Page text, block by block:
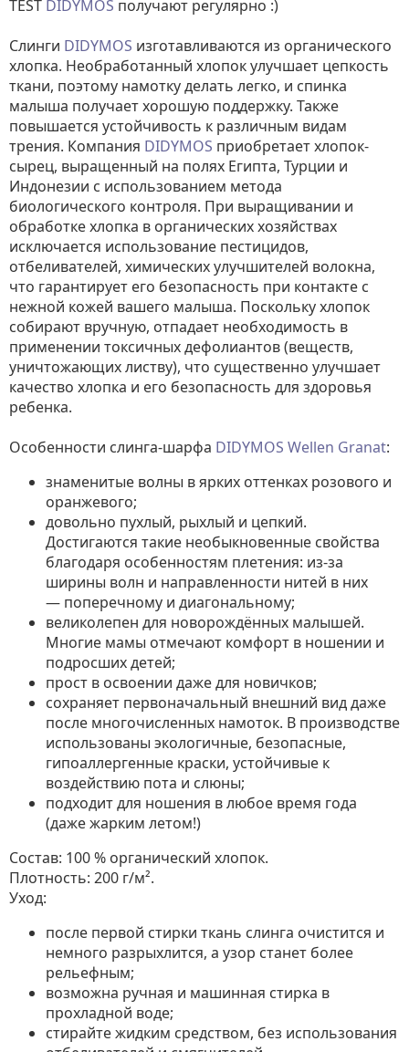
TEST DIDYMOS получают регулярно :)
Слинги DIDYMOS изготавливаются из органического
хлопка. Необработанный хлопок улучшает цепкость
ткани, поэтому намотку делать легко, и спинка
малыша получает хорошую поддержку. Также
повышается устойчивость к различным видам
трения. Компания DIDYMOS приобретает хлопок-
сырец, выращенный на полях Египта, Турции и
Индонезии с использованием метода
биологического контроля. При выращивании и
обработке хлопка в органических хозяйствах
исключается использование пестицидов,
отбеливателей, химических улучшителей волокна,
что гарантирует его безопасность при контакте с
нежной кожей вашего малыша. Поскольку хлопок
собирают вручную, отпадает необходимость в
применении токсичных дефолиантов (веществ,
уничтожающих листву), что существенно улучшает
качество хлопка и его безопасность для здоровья
ребенка.
Особенности слинга-шарфа DIDYMOS Wellen Granat:
знаменитые волны в ярких оттенках розового и
оранжевого;
довольно пухлый, рыхлый и цепкий.
Достигаются такие необыкновенные свойства
благодаря особенностям плетения: из-за
ширины волн и направленности нитей в них
— поперечному и диагональному;
великолепен для новорождённых малышей.
Многие мамы отмечают комфорт в ношении и
подросших детей;
прост в освоении даже для новичков;
сохраняет первоначальный внешний вид даже
после многочисленных намоток. В производстве
использованы экологичные, безопасные,
гипоаллергенные краски, устойчивые к
воздействию пота и слюны;
подходит для ношения в любое время года
(даже жарким летом!)
Состав: 100 % органический хлопок.
Плотность: 200 г/м².
Уход:
после первой стирки ткань слинга очистится и
немного разрыхлится, а узор станет более
рельефным;
возможна ручная и машинная стирка в
прохладной воде;
стирайте жидким средством, без использования